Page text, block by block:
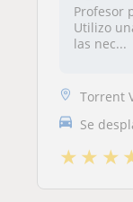
Profesor
Utilizo
las nec...
Torrent
Se
★★ ★